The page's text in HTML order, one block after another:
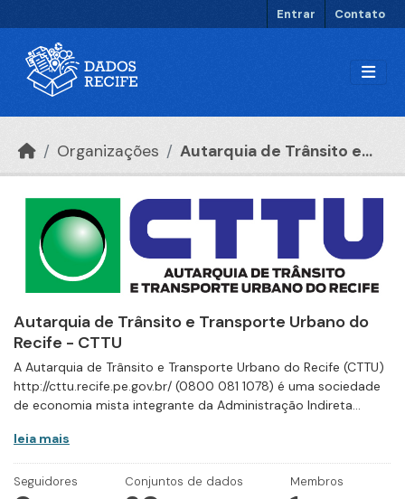
Entrar Contato
Organizações Autarquia de Trânsito e...
Autarquia de Trânsito e Transporte Urbano do
Recife - CTTU
A Autarquia de Trânsito e Transporte Urbano do Recife (CTTU)
http://cttu.recife.pe.gov.br/ (0800 081 1078) é uma sociedade
de economia mista integrante da Administração Indireta...
leia mais
Seguidores Conjuntos de dados Membros